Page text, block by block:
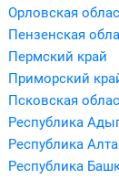
Орловская
Пензенская
Пермский край
Приморский
Псковская
Республика
Республика
Республика